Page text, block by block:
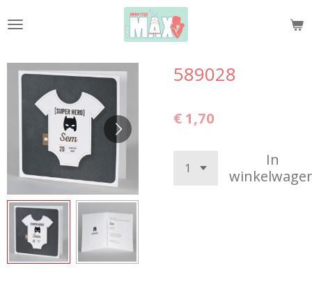
direct
de
hoofdinhoud
589028
€ 1,70
In